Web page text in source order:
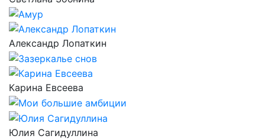
Александр Лопаткин
Карина Евсеева
Юлия Сагидуллина